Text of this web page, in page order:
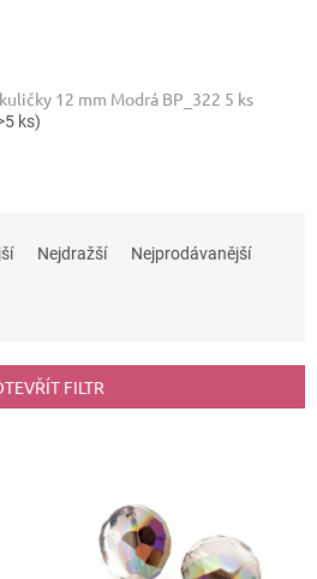
12 mm Modrá BP_322 5 ks
ks)
Nejdražší Nejprodávanější
FILTR